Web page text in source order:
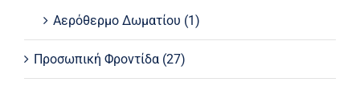
Αερόθερμo Δωματίου (1)
Προσωπική Φροντίδα (27)